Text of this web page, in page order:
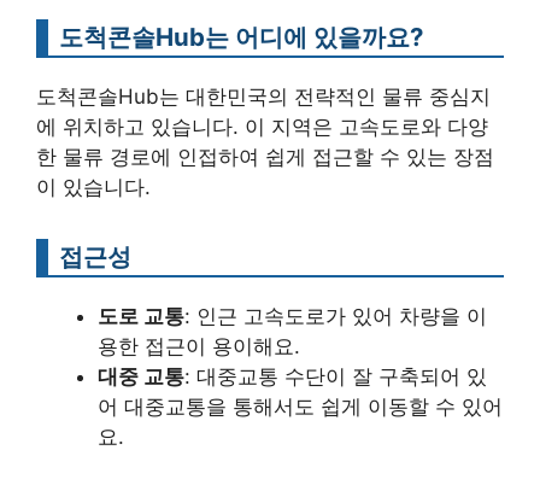
도척콘솔Hub는 어디에 있을까요?
도척콘솔Hub는 대한민국의 전략적인 물류 중심지
에 위치하고 있습니다. 이 지역은 고속도로와 다양
한 물류 경로에 인접하여 쉽게 접근할 수 있는 장점
이 있습니다.
접근성
도로 교통: 인근 고속도로가 있어 차량을 이
용한 접근이 용이해요.
대중 교통: 대중교통 수단이 잘 구축되어 있
어 대중교통을 통해서도 쉽게 이동할 수 있어
요.